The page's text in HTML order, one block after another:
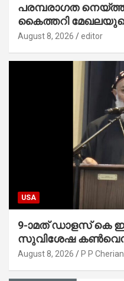
പരമ്പരാഗത
കൈത്തറി
സാധ്യമാക്കും :
August 8, 2026 editor
USA
9-ാമത് ഡാളസ് കെ ഇ സി എഫ് സംയുക്ത
സുവിശേഷ
August 8, 2026 P P Cherian